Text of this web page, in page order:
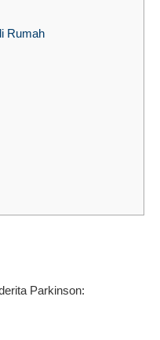
Rumah
Parkinson: